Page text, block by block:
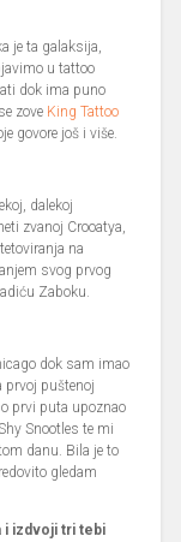
je ta galaksija,
u tattoo
dok ima puno
zove King Tattoo
govore još i više.
dalekoj
zvanoj Crooatya,
na
svog prvog
Zaboku.
dok sam imao
prvoj puštenoj
prvi puta upoznao
Snootles te mi
danu. Bila je to
gledam
i izdvoji tri tebi